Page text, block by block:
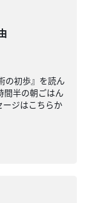
の初歩』を読ん
半の朝ごはん
ージはこちらか